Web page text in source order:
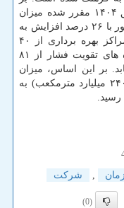
كشور در افق ۱۴۰۴ مقرر شده میزان
كنونی كشور با ۲۶ درصد افزایش به
۴۵ هزار كیلومتر برسد، همینطور تعداد مراكز بهره برداری از ۴۰
مركز كنونی به ۷۴ مركز و تعداد ایستگاه های تقویت فشار از ۸۱
افزایش یابد. بر این اساس، میزان
نسبت به تعهد امسال (بالغ بر ۲۴۰ میلیارد مترمكعب) به
, شركت
(0)